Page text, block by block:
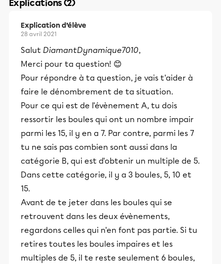
Explications (2)
Explication d’élève
28 avril 2021
Salut DiamantDynamique7010,
Merci pour ta question! 😊
Pour répondre à ta question, je vais t'aider à
faire le dénombrement de ta situation.
Pour ce qui est de l'évènement A, tu dois
ressortir les boules qui ont un nombre impair
parmi les 15, il y en a 7. Par contre, parmi les 7
tu ne sais pas combien sont aussi dans la
catégorie B, qui est d'obtenir un multiple de 5.
Dans cette catégorie, il y a 3 boules, 5, 10 et
15.
Avant de te jeter dans les boules qui se
retrouvent dans les deux évènements,
regardons celles qui n'en font pas partie. Si tu
retires toutes les boules impaires et les
multiples de 5, il te reste seulement 6 boules,